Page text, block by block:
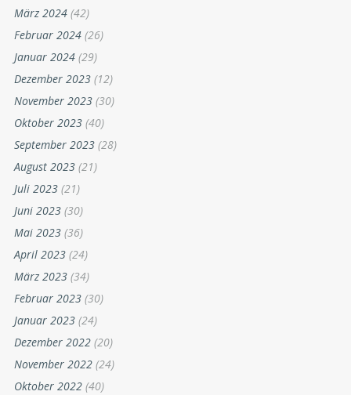
März 2024 (42)
Februar 2024 (26)
Januar 2024 (29)
Dezember 2023 (12)
November 2023 (30)
Oktober 2023 (40)
September 2023 (28)
August 2023 (21)
Juli 2023 (21)
Juni 2023 (30)
Mai 2023 (36)
April 2023 (24)
März 2023 (34)
Februar 2023 (30)
Januar 2023 (24)
Dezember 2022 (20)
November 2022 (24)
Oktober 2022 (40)